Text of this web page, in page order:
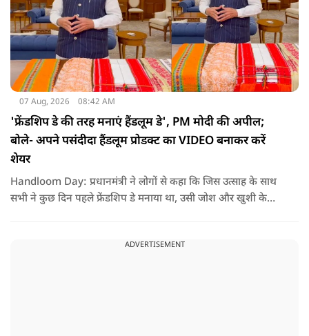
07 Aug, 2026 08:42 AM
'फ्रेंडशिप डे की तरह मनाएं हैंडलूम डे', PM मोदी की अपील;
बोले- अपने पसंदीदा हैंडलूम प्रोडक्ट का VIDEO बनाकर करें
शेयर
Handloom Day: प्रधानमंत्री ने लोगों से कहा कि जिस उत्साह के साथ
सभी ने कुछ दिन पहले फ्रेंडशिप डे मनाया था, उसी जोश और खुशी के
ADVERTISEMENT